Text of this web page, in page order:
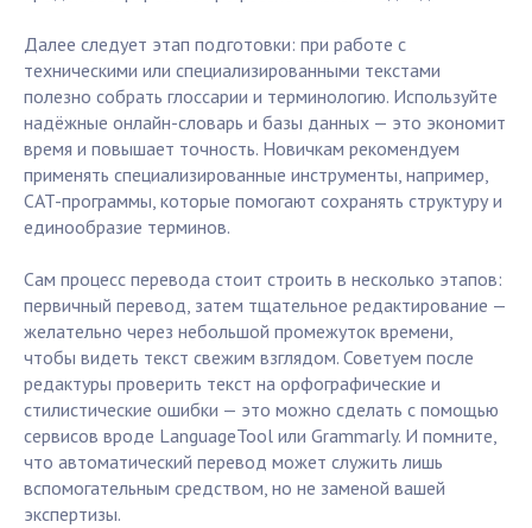
Далее следует этап подготовки: при работе с
техническими или специализированными текстами
полезно собрать глоссарии и терминологию. Используйте
надёжные онлайн-словарь и базы данных — это экономит
время и повышает точность. Новичкам рекомендуем
применять специализированные инструменты, например,
CAT-программы, которые помогают сохранять структуру и
единообразие терминов.
Сам процесс перевода стоит строить в несколько этапов:
первичный перевод, затем тщательное редактирование —
желательно через небольшой промежуток времени,
чтобы видеть текст свежим взглядом. Советуем после
редактуры проверить текст на орфографические и
стилистические ошибки — это можно сделать с помощью
сервисов вроде LanguageTool или Grammarly. И помните,
что автоматический перевод может служить лишь
вспомогательным средством, но не заменой вашей
экспертизы.